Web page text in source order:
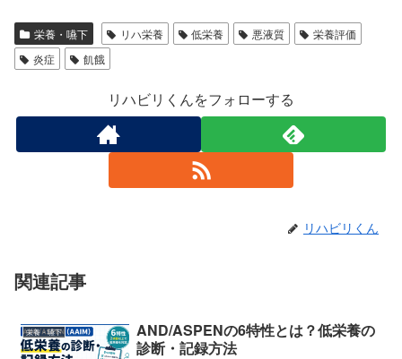
栄養・嚥下 リハ栄養 低栄養 悪液質
栄養評価
炎症
飢餓
リハビリくんをフォローする
リハビリくん
関連記事
栄養・嚥下
AND/ASPENの6特性とは？低栄養の
診断・記録方法